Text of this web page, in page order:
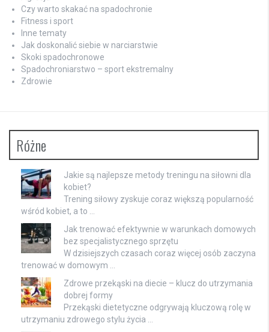
Czy warto skakać na spadochronie
Fitness i sport
Inne tematy
Jak doskonalić siebie w narciarstwie
Skoki spadochronowe
Spadochroniarstwo – sport ekstremalny
Zdrowie
Różne
Jakie są najlepsze metody treningu na siłowni dla
kobiet?
Trening siłowy zyskuje coraz większą popularność
wśród kobiet, a to …
Jak trenować efektywnie w warunkach domowych
bez specjalistycznego sprzętu
W dzisiejszych czasach coraz więcej osób zaczyna
trenować w domowym …
Zdrowe przekąski na diecie – klucz do utrzymania
dobrej formy
Przekąski dietetyczne odgrywają kluczową rolę w
utrzymaniu zdrowego stylu życia …